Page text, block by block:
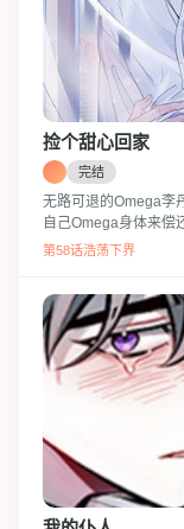
捡个甜心回家
完结
无路可退的Omega李
自己Omega身体来偿
温柔的好意和亲切,但
第58话浩荡下界